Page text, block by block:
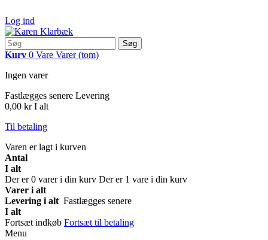
Log ind
Søg
Kurv 0 Vare Varer (tom)
Ingen varer
Fastlægges senere Levering
0,00 kr I alt
Til betaling
Varen er lagt i kurven
Antal
I alt
Der er0 varer i din kurv Der er 1 vare i din kurv
Varer i alt
Levering i alt Fastlægges senere
I alt
Fortsæt indkøb Fortsæt til betaling
Menu